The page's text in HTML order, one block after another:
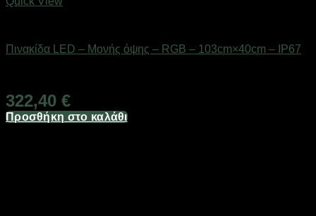
Πινακίδα LED – Μονής όψης – RGB – 103cm×40cm – IP67
322,40 €
Προσθήκη στο καλάθι